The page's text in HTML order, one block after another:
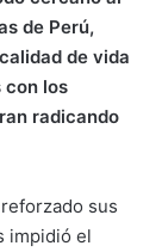
de Perú,
de vida
con los
radicando
sus
impidió el